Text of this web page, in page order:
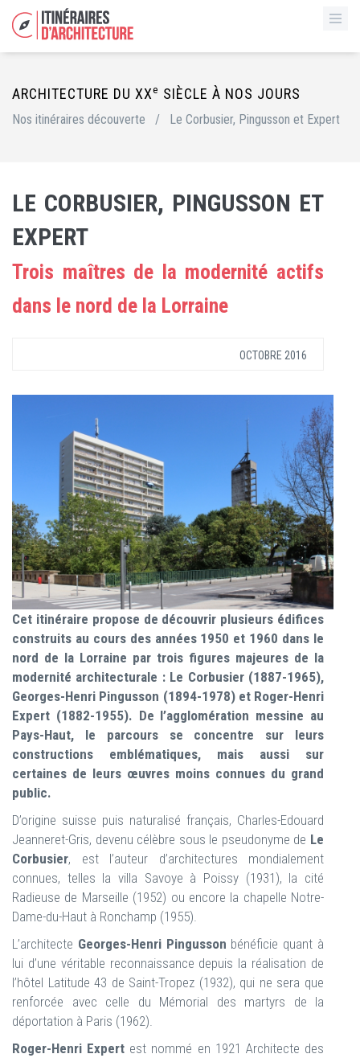
ARCHITECTURE DU XXe SIÈCLE À NOS JOURS
Nos itinéraires découverte / Le Corbusier, Pingusson et Expert
LE CORBUSIER, PINGUSSON ET
EXPERT
Trois maîtres de la modernité actifs
dans le nord de la Lorraine
OCTOBRE 2016
Cet itinéraire propose de découvrir plusieurs édifices
construits au cours des années 1950 et 1960 dans le
nord de la Lorraine par trois figures majeures de la
modernité architecturale : Le Corbusier (1887-1965),
Georges-Henri Pingusson (1894-1978) et Roger-Henri
Expert (1882-1955). De l’agglomération messine au
Pays-Haut, le parcours se concentre sur leurs
constructions emblématiques, mais aussi sur
certaines de leurs œuvres moins connues du grand
public.
D’origine suisse puis naturalisé français, Charles-Edouard
Jeanneret-Gris, devenu célèbre sous le pseudonyme de Le
Corbusier, est l’auteur d’architectures mondialement
connues, telles la villa Savoye à Poissy (1931), la cité
Radieuse de Marseille (1952) ou encore la chapelle Notre-
Dame-du-Haut à Ronchamp (1955).
L’architecte Georges-Henri Pingusson bénéficie quant à
lui d’une véritable reconnaissance depuis la réalisation de
l’hôtel Latitude 43 de Saint-Tropez (1932), qui ne sera que
renforcée avec celle du Mémorial des martyrs de la
déportation à Paris (1962).
Roger-Henri Expert est nommé en 1921 Architecte des